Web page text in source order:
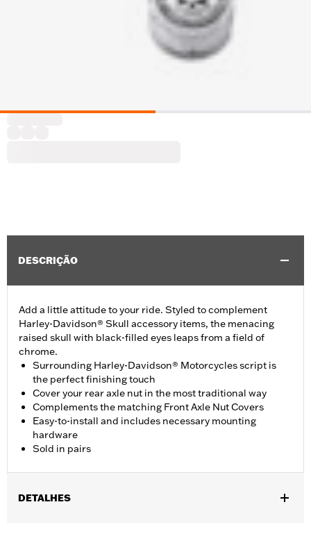
DESCRIÇÃO
Add a little attitude to your ride. Styled to complement
Harley-Davidson® Skull accessory items, the menacing
raised skull with black-filled eyes leaps from a field of
chrome.
Surrounding Harley-Davidson® Motorcycles script is
the perfect finishing touch
Cover your rear axle nut in the most traditional way
Complements the matching Front Axle Nut Covers
Easy-to-install and includes necessary mounting
hardware
Sold in pairs
DETALHES